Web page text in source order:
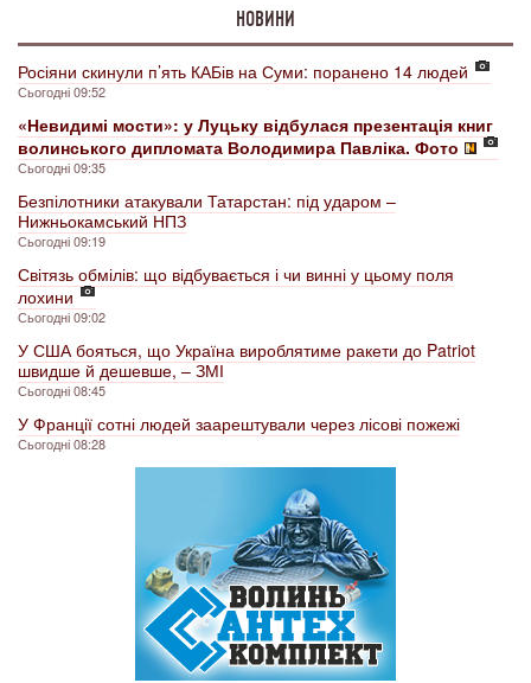
НОВИНИ
Росіяни скинули п’ять КАБів на Суми: поранено 14 людей
Сьогодні 09:52
«Невидимі мости»: у Луцьку відбулася презентація книг
волинського дипломата Володимира Павліка. Фото
Сьогодні 09:35
Безпілотники атакували Татарстан: під ударом –
Нижньокамський НПЗ
Сьогодні 09:19
Світязь обмілів: що відбувається і чи винні у цьому поля
лохини
Сьогодні 09:02
У США бояться, що Україна вироблятиме ракети до Patriot
швидше й дешевше, – ЗМІ
Сьогодні 08:45
У Франції сотні людей заарештували через лісові пожежі
Сьогодні 08:28